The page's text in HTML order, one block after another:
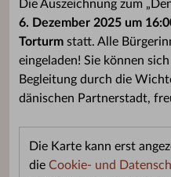
Die Auszeichnung zum
6. Dezember 2025 um
Torturm statt. Alle
eingeladen! Sie können
Begleitung durch die
dänischen Partnerstadt,
Die Karte kann erst
die Cookie- und